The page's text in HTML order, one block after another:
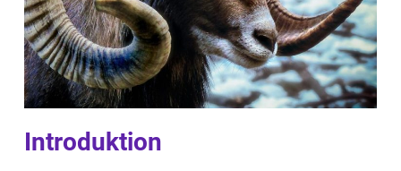
Introduktion